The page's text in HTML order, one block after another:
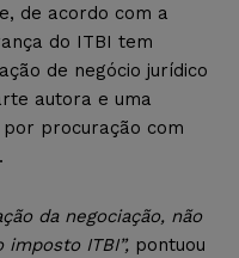
de acordo com a
do ITBI tem
de negócio jurídico
autora e uma
procuração com
da negociação, não
ITBI”, pontuou